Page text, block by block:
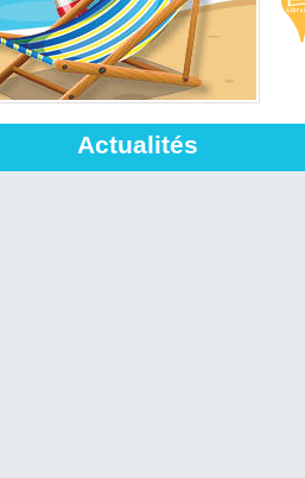
Politique de confidentialité
Actualités